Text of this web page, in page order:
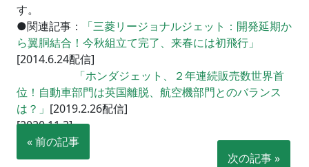
す。
●関連記事：
「三菱リージョナルジェット：開発延期か
ら翼胴結合！今秋組立て完了、来春には初飛行」
[2014.6.24配信]
「ホンダジェット、２年連続販売数世界首
位！自動車部門は英国離脱、航空機部門とのバランス
は？」 [2019.2.26配信]
[2020.11.3]
« 前の記事
次の記事 »